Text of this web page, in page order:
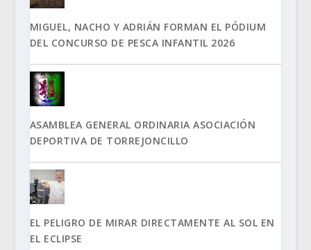
MIGUEL, NACHO Y ADRIÁN FORMAN EL PÓDIUM
DEL CONCURSO DE PESCA INFANTIL 2026
ASAMBLEA GENERAL ORDINARIA ASOCIACIÓN
DEPORTIVA DE TORREJONCILLO
EL PELIGRO DE MIRAR DIRECTAMENTE AL SOL EN
EL ECLIPSE